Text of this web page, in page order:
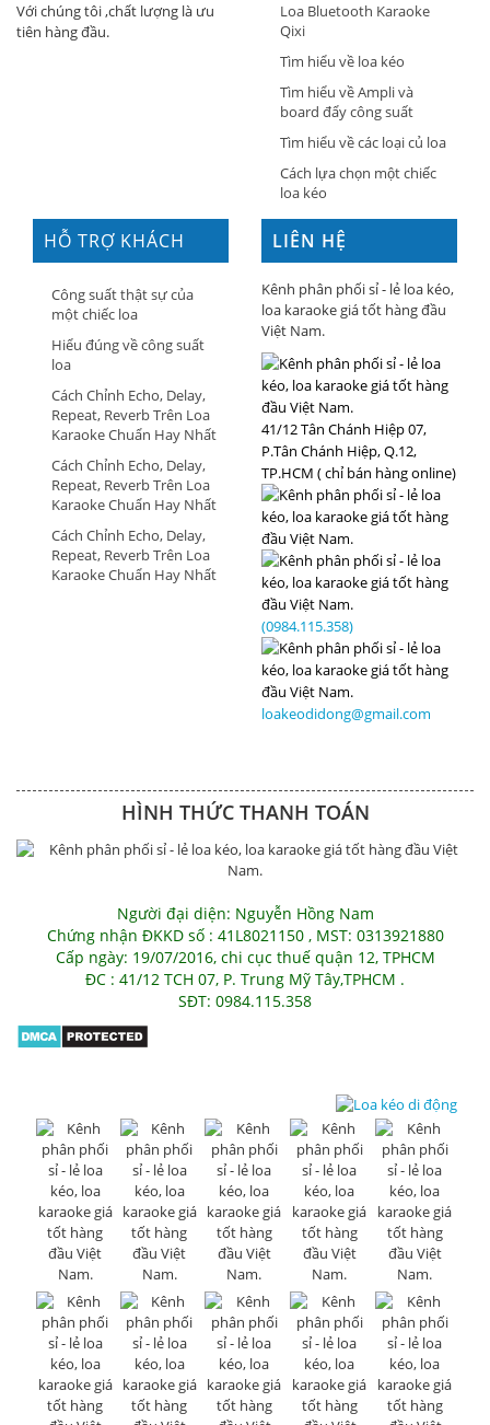
Với chúng tôi ,chất lượng là ưu
tiên hàng đầu.
Loa Bluetooth Karaoke
Qixi
Tìm hiểu về loa kéo
Tìm hiểu về Ampli và
board đẩy công suất
Tìm hiểu về các loại củ loa
Cách lựa chọn một chiếc
loa kéo
HỖ TRỢ KHÁCH
HÀNG
Công suất thật sự của
một chiếc loa
Hiểu đúng về công suất
loa
Cách Chỉnh Echo, Delay,
Repeat, Reverb Trên Loa
Karaoke Chuẩn Hay Nhất
Cách Chỉnh Echo, Delay,
Repeat, Reverb Trên Loa
Karaoke Chuẩn Hay Nhất
Cách Chỉnh Echo, Delay,
Repeat, Reverb Trên Loa
Karaoke Chuẩn Hay Nhất
LIÊN HỆ
Kênh phân phối sỉ - lẻ loa kéo,
loa karaoke giá tốt hàng đầu
Việt Nam.
41/12 Tân Chánh Hiệp 07,
P.Tân Chánh Hiệp, Q.12,
TP.HCM ( chỉ bán hàng online)
(0984.115.358)
loakeodidong@gmail.com
HÌNH THỨC THANH TOÁN
Người đại diện: Nguyễn Hồng Nam
Chứng nhận ĐKKD số : 41L8021150 , MST: 0313921880
Cấp ngày: 19/07/2016, chi cục thuế quận 12, TPHCM
ĐC : 41/12 TCH 07, P. Trung Mỹ Tây,TPHCM .
SĐT: 0984.115.358